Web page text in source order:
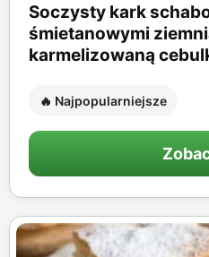
Soczysty kark
śmietanowymi
karmelizowaną
🔥 Najpopularniejsze